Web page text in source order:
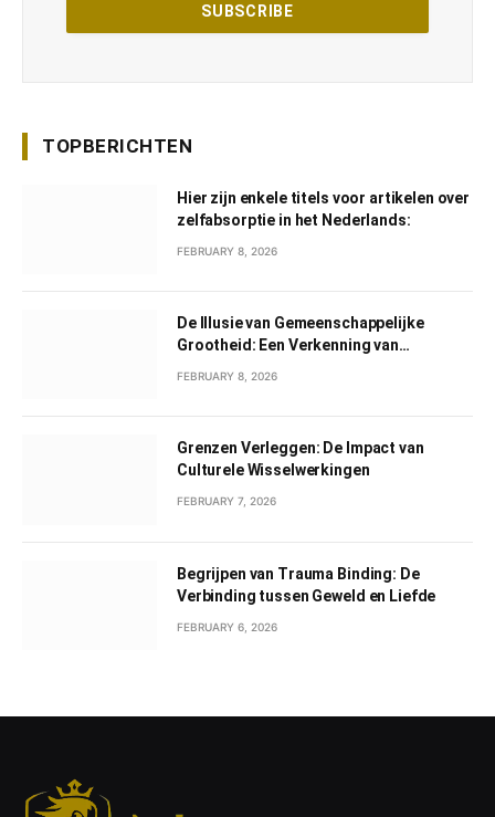
TOPBERICHTEN
Hier zijn enkele titels voor artikelen over
zelfabsorptie in het Nederlands:
FEBRUARY 8, 2026
De Illusie van Gemeenschappelijke
Grootheid: Een Verkenning van
FEBRUARY 8, 2026
Grenzen Verleggen: De Impact van
Culturele Wisselwerkingen
FEBRUARY 7, 2026
Begrijpen van Trauma Binding: De
Verbinding tussen Geweld en Liefde
FEBRUARY 6, 2026